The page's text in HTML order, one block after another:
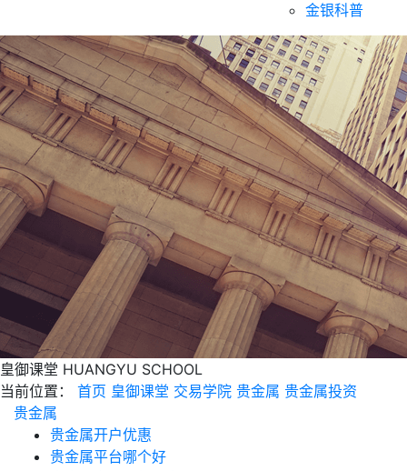
金银科普
皇御课堂 HUANGYU SCHOOL
当前位置：
首页 皇御课堂 交易学院 贵金属 贵金属投资
贵金属
贵金属开户优惠
贵金属平台哪个好